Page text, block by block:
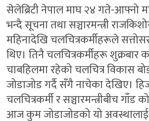
सेलेब्रिटी नेपाल माघ २४ गते-आफ्नो
भन्दै सूचना तथा सञ्चारमन्त्री
महिनादेखि चलचित्रकर्मीहरूले
थिए। तिनै चलचित्रकर्मीहरू शुक्रबार
चाबहिलमा रहेको चलचित्र विकास
जोडाजोड गर्दै सँगै नाचेका देखिए।
चलचित्रकर्मी र सञ्चारमन्त्रीबीच गाँड
आज कुम जोडाजोडको यो